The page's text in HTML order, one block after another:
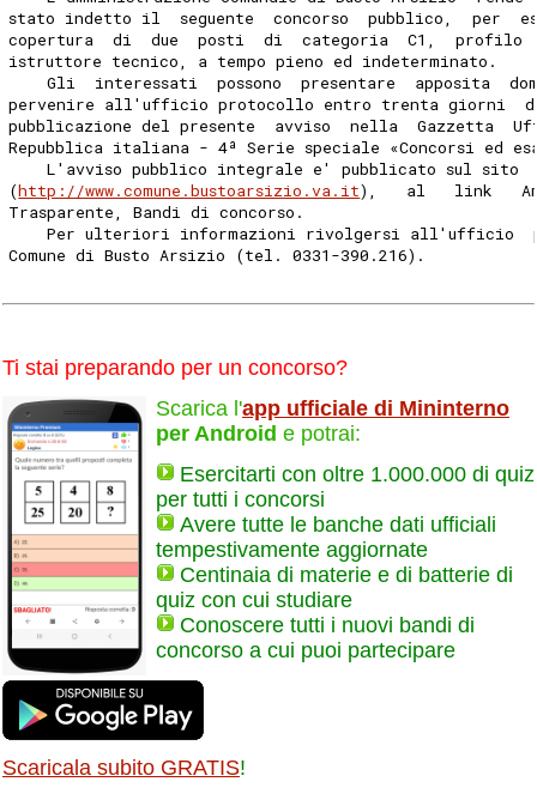
stato indetto il  seguente  concorso  pubblico,  per
copertura  di  due  posti  di  categoria  C1,  profilo
istruttore tecnico, a tempo pieno ed indeterminato.
Gli  interessati  possono  presentare  apposita
pervenire all'ufficio protocollo entro trenta giorni
pubblicazione del presente  avviso  nella  Gazzetta
Repubblica italiana - 4ª Serie speciale «Concorsi ed
L'avviso pubblico integrale e' pubblicato sul sito
(http://www.comune.bustoarsizio.va.it),   al   link
Trasparente, Bandi di concorso.
Per ulteriori informazioni rivolgersi all'ufficio
Comune di Busto Arsizio (tel. 0331-390.216).
Ti stai preparando per un concorso?
Scarica l'app ufficiale di Mininterno
per Android e potrai:
Esercitarti con oltre 1.000.000 di quiz
per tutti i concorsi
Avere tutte le banche dati ufficiali
tempestivamente aggiornate
Centinaia di materie e di batterie di
quiz con cui studiare
Conoscere tutti i nuovi bandi di
concorso a cui puoi partecipare
Scaricala subito GRATIS!